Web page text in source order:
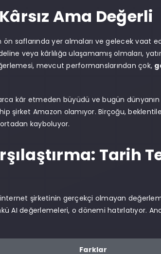
Ama Değerli
saflarında yer almaları ve gelecek vaat
veya kârlılığa ulaşamamış olmaları,
mevcut performanslarından çok,
kâr etmeden büyüdü ve bugün
şirket Amazon olamıyor. Birçoğu,
kayboluyor.
Tarih
şirketinin gerçekçi olmayan
AI değerlemeleri, o dönemi hatırlatıyor.
Farklar